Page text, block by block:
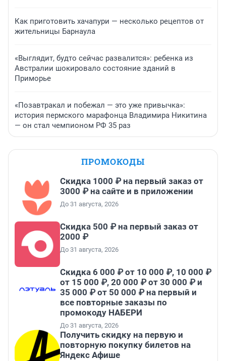
Как приготовить хачапури — несколько рецептов от
жительницы Барнаула
«Выглядит, будто сейчас развалится»: ребенка из
Австралии шокировало состояние зданий в
Приморье
«Позавтракал и побежал — это уже привычка»:
история пермского марафонца Владимира Никитина
— он стал чемпионом РФ 35 раз
ПРОМОКОДЫ
Скидка 1000 ₽ на первый заказ от
3000 ₽ на сайте и в приложении
До 31 августа, 2026
Скидка 500 ₽ на первый заказ от
2000 ₽
До 31 августа, 2026
Скидка 6 000 ₽ от 10 000 ₽, 10 000 ₽
от 15 000 ₽, 20 000 ₽ от 30 000 ₽ и
35 000 ₽ от 50 000 ₽ на первый и
все повторные заказы по
промокоду НАБЕРИ
До 31 августа, 2026
Получить скидку на первую и
повторную покупку билетов на
Яндекс Афише